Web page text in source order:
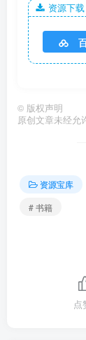
资源下载
© 版权声明
原创文章未经允
资源宝库
# 书籍
点